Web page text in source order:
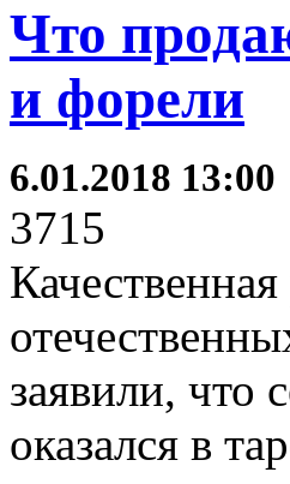
Что
и форели
6.01.2018 13:00
3715
заявили, что
оказался в